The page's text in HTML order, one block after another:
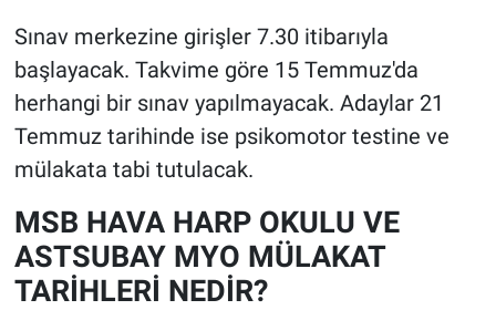
Sınav merkezine girişler 7.30 itibarıyla
başlayacak. Takvime göre 15 Temmuz'da
herhangi bir sınav yapılmayacak. Adaylar 21
Temmuz tarihinde ise psikomotor testine ve
mülakata tabi tutulacak.
MSB HAVA HARP OKULU VE
ASTSUBAY MYO MÜLAKAT
TARİHLERİ NEDİR?